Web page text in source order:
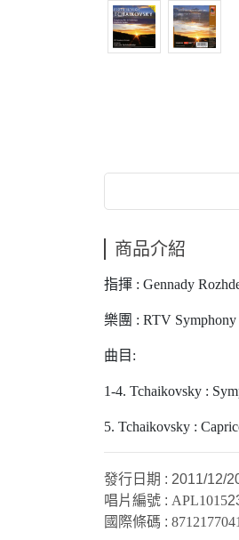
商品介紹
指揮 : Gennady
樂團 : RTV Symphony
曲目:
1-4. Tchaikovsky :
5. Tchaikovsky :
發行日期 : 2011/12/
唱片編號 : APL1015
國際條碼 :